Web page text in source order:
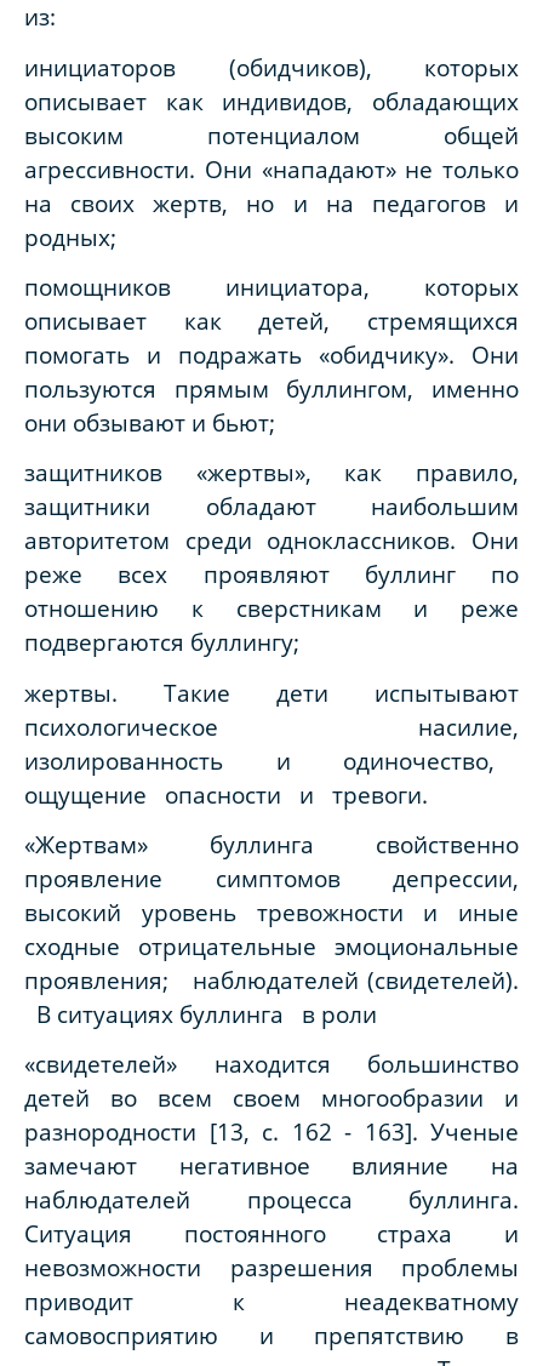
из:
инициаторов (обидчиков), которых
описывает как индивидов, обладающих
высоким потенциалом общей
агрессивности. Они «нападают» не только
на своих жертв, но и на педагогов и
родных;
помощников инициатора, которых
описывает как детей, стремящихся
помогать и подражать «обидчику». Они
пользуются прямым буллингом, именно
они обзывают и бьют;
защитников «жертвы», как правило,
защитники обладают наибольшим
авторитетом среди одноклассников. Они
реже всех проявляют буллинг по
отношению к сверстникам и реже
подвергаются буллингу;
жертвы. Такие дети испытывают
психологическое насилие,
изолированность и одиночество,
ощущение опасности и тревоги.
«Жертвам» буллинга свойственно
проявление симптомов депрессии,
высокий уровень тревожности и иные
сходные отрицательные эмоциональные
проявления; наблюдателей (свидетелей).
В ситуациях буллинга в роли
«свидетелей» находится большинство
детей во всем своем многообразии и
разнородности [13, с. 162 - 163]. Ученые
замечают негативное влияние на
наблюдателей процесса буллинга.
Ситуация постоянного страха и
невозможности разрешения проблемы
приводит к неадекватному
самовосприятию и препятствию в